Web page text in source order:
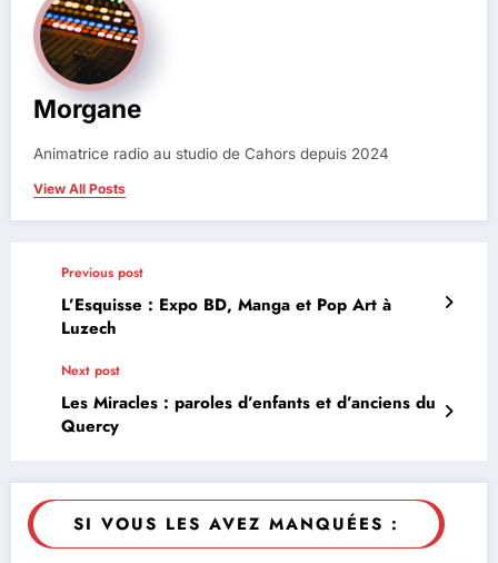
Morgane
Animatrice radio au studio de Cahors depuis 2024
View All Posts
Previous post
L’Esquisse : Expo BD, Manga et Pop Art à
Luzech
Next post
Les Miracles : paroles d’enfants et d’anciens du
Quercy
SI VOUS LES AVEZ MANQUÉES :